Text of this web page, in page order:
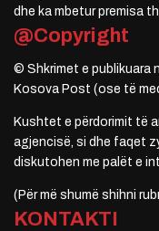
dhe ka mbetur premisa
@Copyright
© Shkrimet e publikuara
Kosova Post (ose të
Kushtet e përdorimit të
agjencisë, si dhe faqet
diskutohen me palët e
(Për më shumë shihni
KONTAKTI